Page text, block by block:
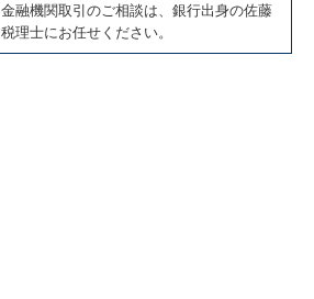
金融機関取引のご相談は、銀行出身の佐藤
税理士にお任せください。